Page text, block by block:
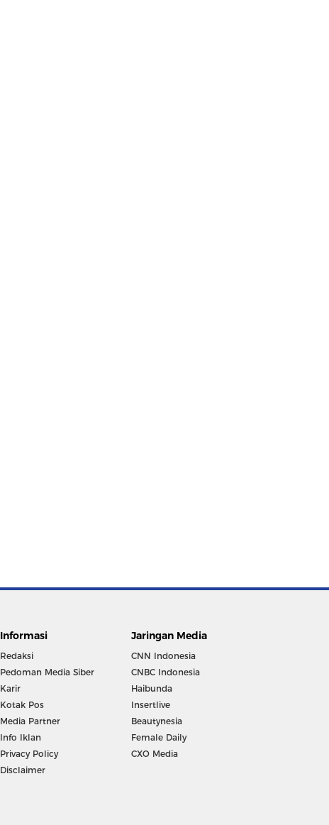
Informasi
Redaksi
Pedoman Media Siber
Karir
Kotak Pos
Media Partner
Info Iklan
Privacy Policy
Disclaimer
Jaringan Media
CNN Indonesia
CNBC Indonesia
Haibunda
Insertlive
Beautynesia
Female Daily
CXO Media